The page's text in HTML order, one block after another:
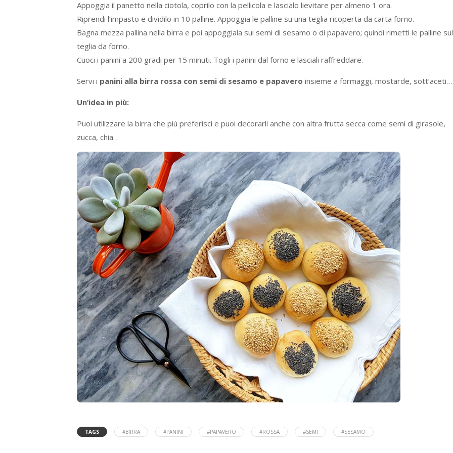
Appoggia il panetto nella ciotola, coprilo con la pellicola e lascialo lievitare per almeno 1 ora.
Riprendi l’impasto e dividilo in 10 palline. Appoggia le palline su una teglia ricoperta da carta forno.
Bagna mezza pallina nella birra e poi appoggiala sui semi di sesamo o di papavero; quindi rimetti le palline
teglia da forno.
Cuoci i panini a 200 gradi per 15 minuti. Togli i panini dal forno e lasciali raffreddare.
Servi i panini alla birra rossa con semi di sesamo e papavero insieme a formaggi, mostarde, sott’aceti…
Un’idea in più:
Puoi utilizzare la birra che più preferisci e puoi decorarli anche con altra frutta secca come semi di girasole,
zucca, chia…
TAGS #BIRRA #PANINI #PAPAVERO #ROSSA #SEMI #SESAMO